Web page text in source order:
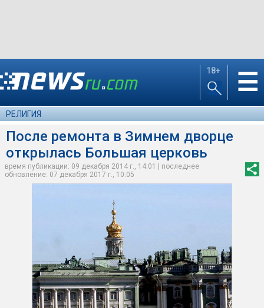
18+ ☰
РЕЛИГИЯ
После ремонта в Зимнем дворце
открылась Большая церковь
время публикации: 09 декабря 2014 г., 14:01 | последнее
обновление: 07 декабря 2017 г., 10:05